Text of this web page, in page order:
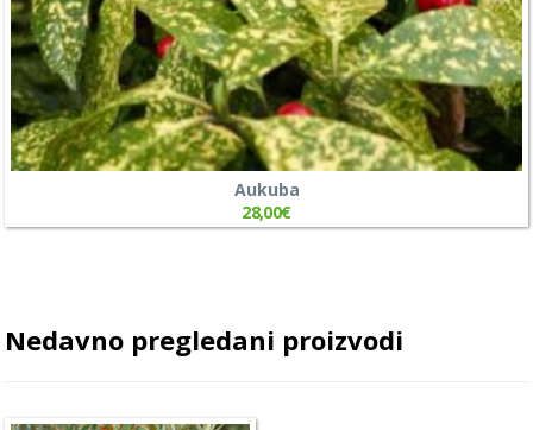
Aukuba
28,00€
Nedavno pregledani proizvodi